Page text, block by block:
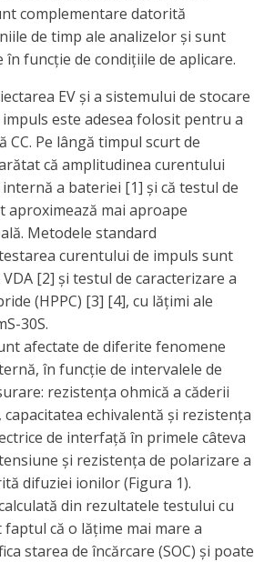
complementare datorită
de timp ale analizelor și sunt
funcție de condițiile de aplicare.
EV și a sistemului de stocare
este adesea folosit pentru a
Pe lângă timpul scurt de
că amplitudinea curentului
a bateriei [1] și că testul de
aproximează mai aproape
Metodele standard
curentului de impuls sunt
[2] și testul de caracterizare a
(HPPC) [3] [4], cu lățimi ale
30S.
afectate de diferite fenomene
în funcție de intervalele de
rezistența ohmică a căderii
echivalentă și rezistența
de interfață în primele câteva
și rezistența de polarizare a
difuziei ionilor (Figura 1).
din rezultatele testului cu
că o lățime mai mare a
starea de încărcare (SOC) și poate